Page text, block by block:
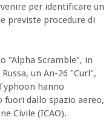
per identificare un
previste procedure di
"Alpha Scramble", in
un An-26 "Curl",
hanno
dallo spazio aereo,
Civile (ICAO).